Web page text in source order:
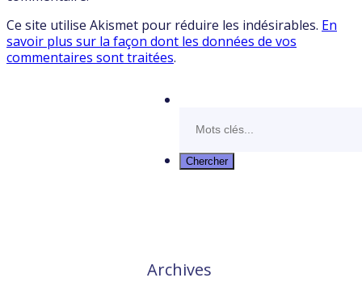
Ce site utilise Akismet pour réduire les indésirables. En
savoir plus sur la façon dont les données de vos
commentaires sont traitées.
Archives